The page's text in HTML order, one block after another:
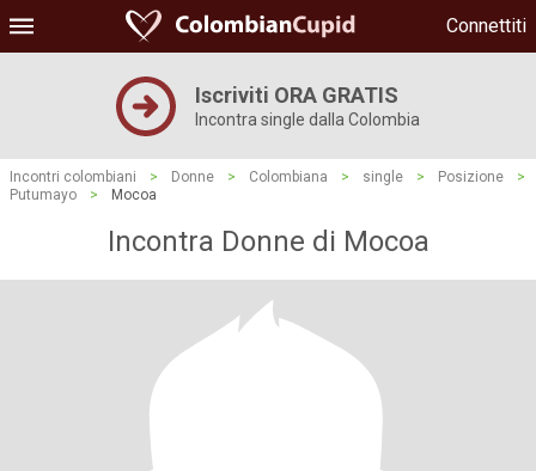
Connettiti
Iscriviti ORA GRATIS
Incontra single dalla Colombia
Incontri colombiani > Donne > Colombiana > single > Posizione
>
Putumayo
> Mocoa
Incontra Donne di Mocoa